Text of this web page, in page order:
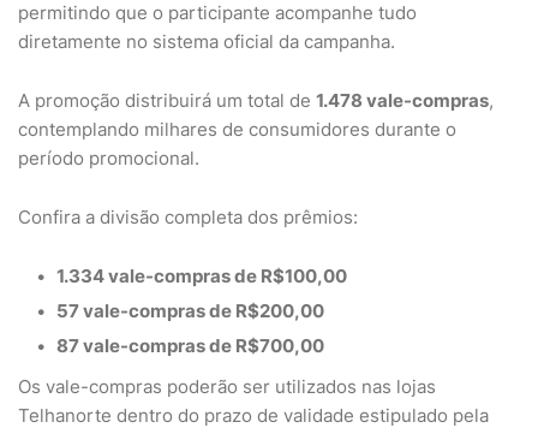
permitindo que o participante acompanhe tudo
diretamente no sistema oficial da campanha.
A promoção distribuirá um total de 1.478 vale-compras,
contemplando milhares de consumidores durante o
período promocional.
Confira a divisão completa dos prêmios:
1.334 vale-compras de R$100,00
57 vale-compras de R$200,00
87 vale-compras de R$700,00
Os vale-compras poderão ser utilizados nas lojas
Telhanorte dentro do prazo de validade estipulado pela